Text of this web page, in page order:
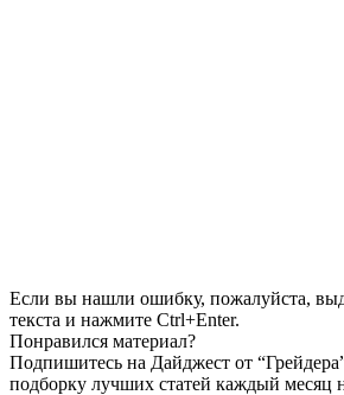
Если вы нашли ошибку, пожалуйста,
текста и нажмите Ctrl+Enter.
Понравился материал?
Подпишитесь на Дайджест от
подборку лучших статей каждый месяц